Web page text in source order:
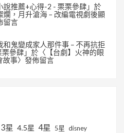
說推薦+心得-2 - 栗栗參肆」於
爛，月升滄海 – 改編電視劇後顯
留言
和鬼變成家人那件事 – 不再抗拒
栗參肆」於〈 【台劇】火神的眼
故事〉發佈留言
3星 4.5星 4星 5星 disney